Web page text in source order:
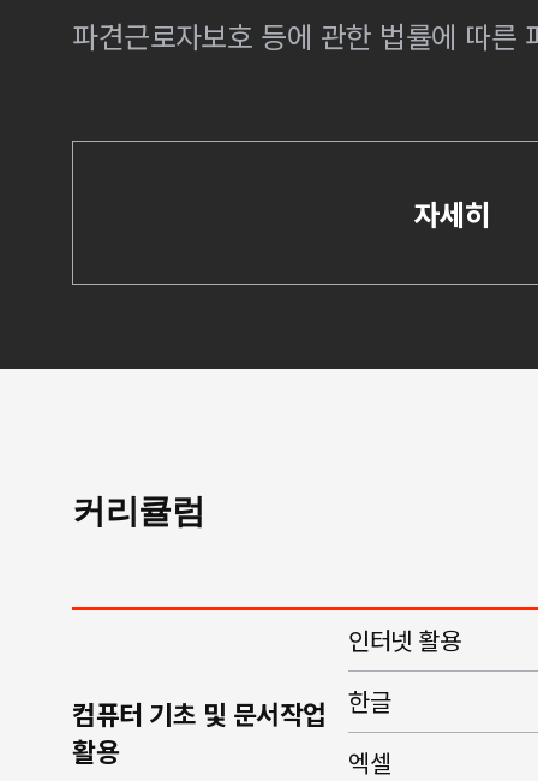
파견근로자보호 등에 관한 법률에 따른
자세히
커리큘럼
컴퓨터 기초 및 문서작업
활용
인터넷 활용
한글
엑셀